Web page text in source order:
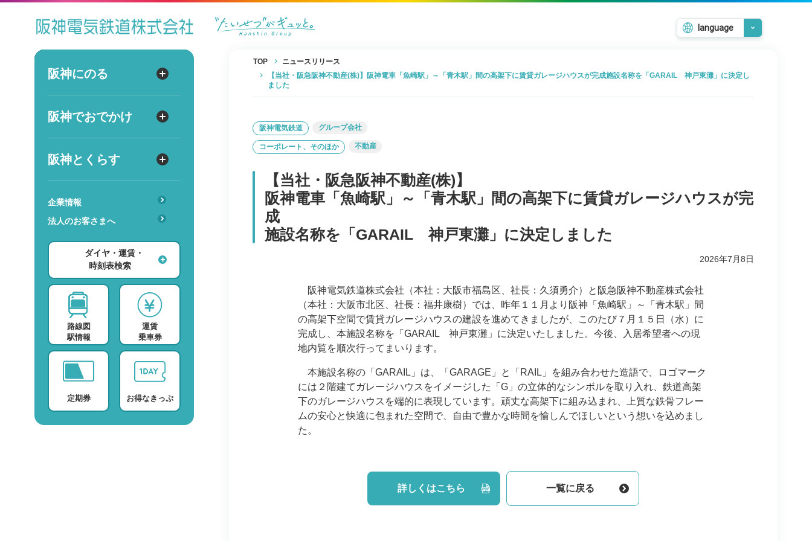
language
韓国語
繁體中文
阪神にのる
阪神にのる
駅のサービス一覧
ダイヤ検索
運賃検索
時刻表検索
検索に関する注意事項
よくある質問・FAQ
阪神でおでかけ
阪神でおでかけ
ホテル・旅行
ショッピング・グルメ
阪神とくらす
阪神とくらす
交通
レンタル・駐輪場
スポーツ・スクール
プロバイダー
デイサービス
企業情報
法人のお客さまへ
路線図
駅情報
運賃
乗車券
定期券 お得なきっぷ
ダイヤ・運賃・
時刻表検索
出発
到着
時
詳細設定
TOP
ニュースリリース
【当社・阪急阪神不動産(株)】阪神電車「魚崎駅」～「青木駅」間の高架下に賃貸ガレージハウスが完成施設名称を「GARAIL 神戸東灘」に決定し
ました
阪神電気鉄道 グループ会社
コーポレート、そのほか 不動産
【当社・阪急阪神不動産(株)】
阪神電車「魚崎駅」～「青木駅」間の高架下に賃貸ガレージハウスが完
成
施設名称を「GARAIL 神戸東灘」に決定しました
2026年7月8日
阪神電気鉄道株式会社（本社：大阪市福島区、社長：久須勇介）と阪急阪神不動産株式会社
（本社：大阪市北区、社長：福井康樹）では、昨年１１月より阪神「魚崎駅」～「青木駅」間
の高架下空間で賃貸ガレージハウスの建設を進めてきましたが、このたび７月１５日（水）に
完成し、本施設名称を「GARAIL 神戸東灘」に決定いたしました。今後、入居希望者への現
地内覧を順次行ってまいります。
本施設名称の「GARAIL」は、「GARAGE」と「RAIL」を組み合わせた造語で、ロゴマーク
には２階建てガレージハウスをイメージした「G」の立体的なシンボルを取り入れ、鉄道高架
下のガレージハウスを端的に表現しています。頑丈な高架下に組み込まれ、上質な鉄骨フレー
ムの安心と快適に包まれた空間で、自由で豊かな時間を愉しんでほしいという想いを込めまし
た。
詳しくはこちら 一覧に戻る